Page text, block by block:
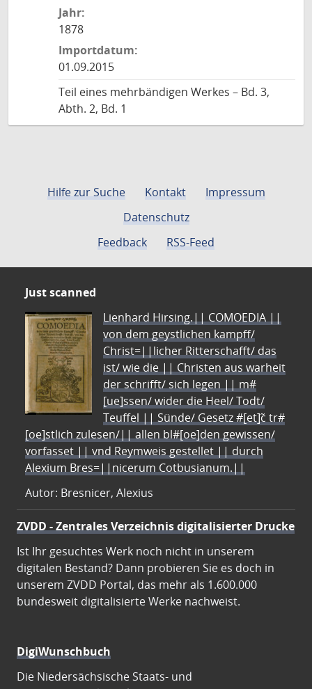
Jahr:
1878
Importdatum:
01.09.2015
Teil eines mehrbändigen Werkes – Bd. 3,
Abth. 2, Bd. 1
Hilfe zur Suche Kontakt
Impressum
Datenschutz
Feedback
RSS-Feed
Just scanned
Lienhard Hirsing.|| COMOEDIA ||
von dem geystlichen kampff/
Christ=||licher Ritterschafft/ das
ist/ wie die || Christen aus warheit
der schrifft/ sich legen || m#
[ue]ssen/ wider die Heel/ Todt/
Teuffel || Sünde/ Gesetz #[et]c̃ tr#
[oe]stlich zulesen/|| allen bl#[oe]den gewissen/
vorfasset || vnd Reymweis gestellet || durch
Alexium Bres=||nicerum Cotbusianum.||
Autor: Bresnicer, Alexius
ZVDD - Zentrales Verzeichnis digitalisierter Drucke
Ist Ihr gesuchtes Werk noch nicht in unserem
digitalen Bestand? Dann probieren Sie es doch in
unserem ZVDD Portal, das mehr als 1.600.000
bundesweit digitalisierte Werke nachweist.
DigiWunschbuch
Die Niedersächsische Staats- und